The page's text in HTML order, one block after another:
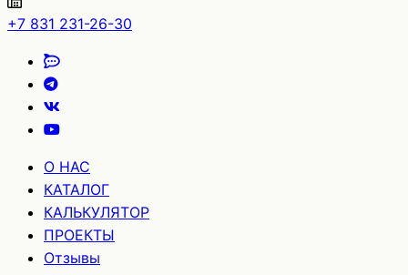
+7 831 231-26-30
О НАС
КАТАЛОГ
КАЛЬКУЛЯТОР
ПРОЕКТЫ
Отзывы